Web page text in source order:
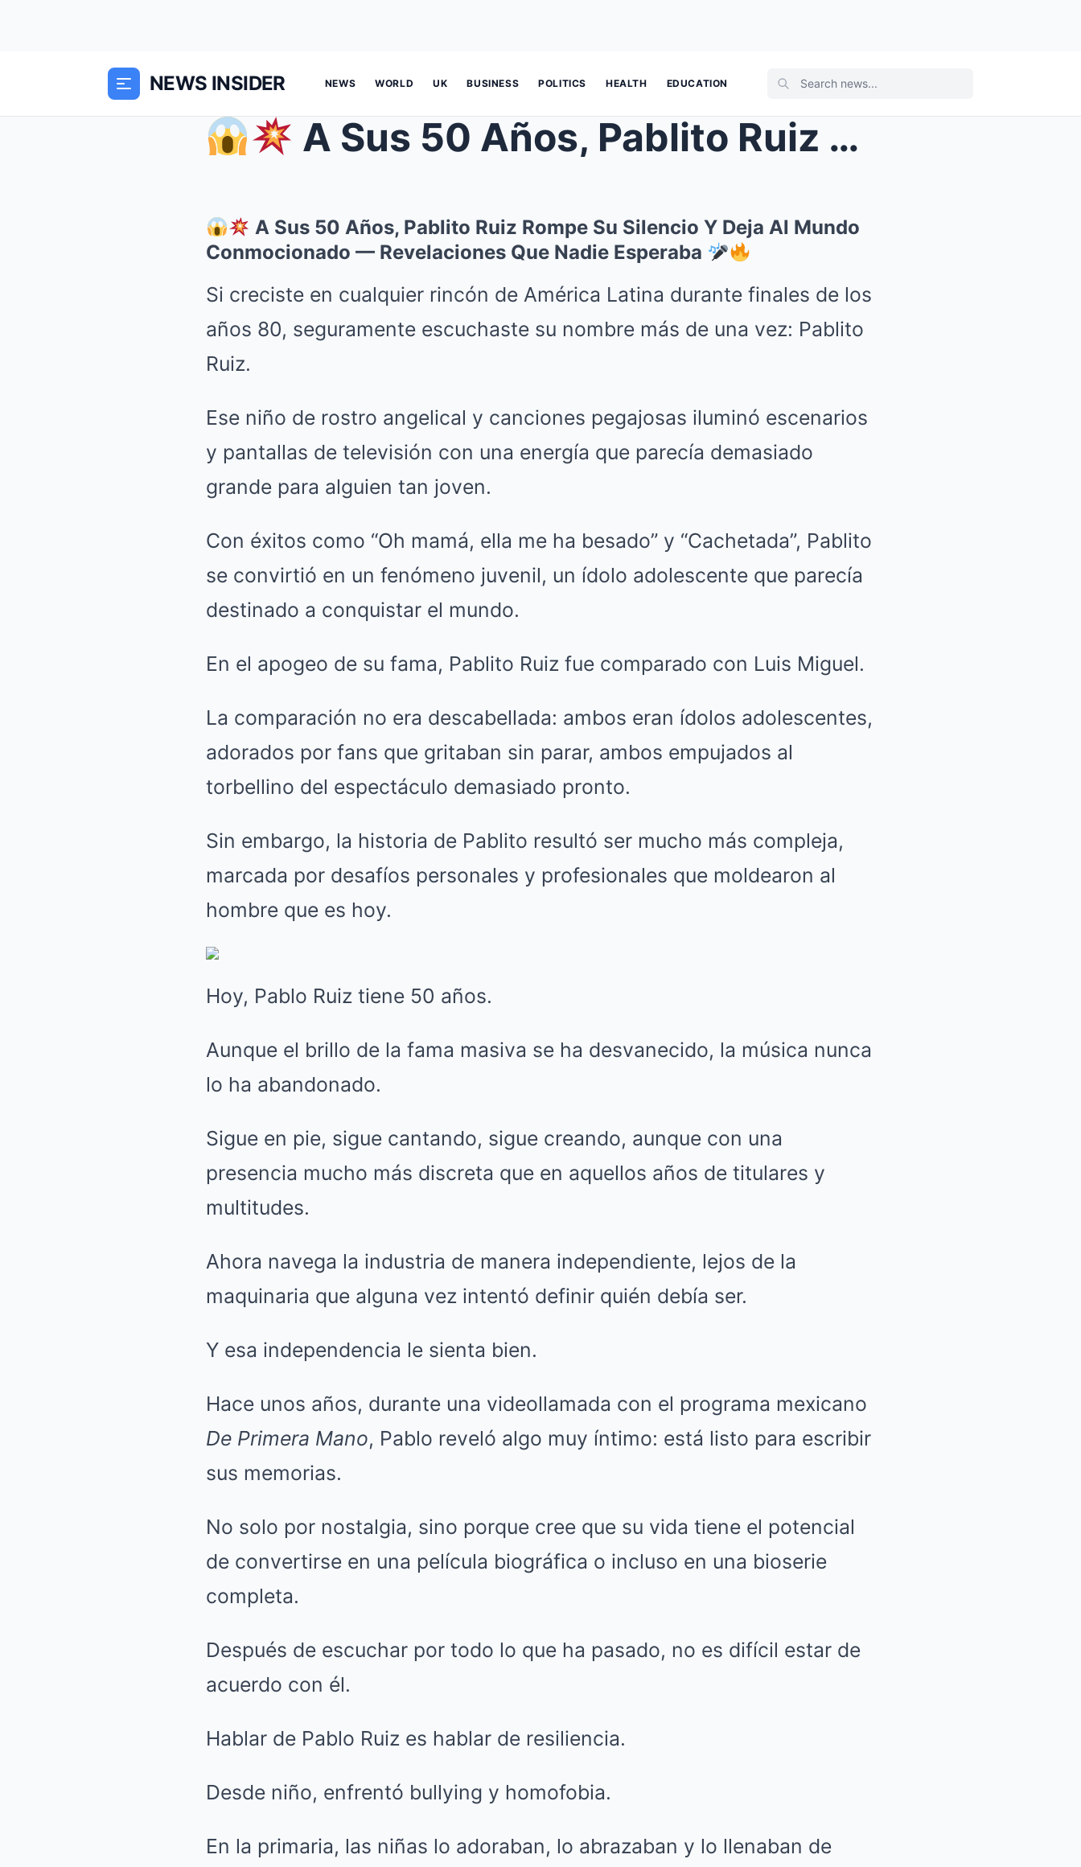
NEWS INSIDER NEWS WORLD UK BUSINESS POLITICS HEALTH EDUCATION
A Sus 50 Años, Pablito Ruiz Rompe Su Silencio Y...
A Sus 50 Años, Pablito Ruiz Rompe Su Silencio Y Deja Al Mundo
Conmocionado — Revelaciones Que Nadie Esperaba
Si creciste en cualquier rincón de América Latina durante finales de los
años 80, seguramente escuchaste su nombre más de una vez: Pablito
Ruiz.
Ese niño de rostro angelical y canciones pegajosas iluminó escenarios
y pantallas de televisión con una energía que parecía demasiado
grande para alguien tan joven.
Con éxitos como “Oh mamá, ella me ha besado” y “Cachetada”, Pablito
se convirtió en un fenómeno juvenil, un ídolo adolescente que parecía
destinado a conquistar el mundo.
En el apogeo de su fama, Pablito Ruiz fue comparado con Luis Miguel.
La comparación no era descabellada: ambos eran ídolos adolescentes,
adorados por fans que gritaban sin parar, ambos empujados al
torbellino del espectáculo demasiado pronto.
Sin embargo, la historia de Pablito resultó ser mucho más compleja,
marcada por desafíos personales y profesionales que moldearon al
hombre que es hoy.
Hoy, Pablo Ruiz tiene 50 años.
Aunque el brillo de la fama masiva se ha desvanecido, la música nunca
lo ha abandonado.
Sigue en pie, sigue cantando, sigue creando, aunque con una
presencia mucho más discreta que en aquellos años de titulares y
multitudes.
Ahora navega la industria de manera independiente, lejos de la
maquinaria que alguna vez intentó definir quién debía ser.
Y esa independencia le sienta bien.
Hace unos años, durante una videollamada con el programa mexicano
De Primera Mano, Pablo reveló algo muy íntimo: está listo para escribir
sus memorias.
No solo por nostalgia, sino porque cree que su vida tiene el potencial
de convertirse en una película biográfica o incluso en una bioserie
completa.
Después de escuchar por todo lo que ha pasado, no es difícil estar de
acuerdo con él.
Hablar de Pablo Ruiz es hablar de resiliencia.
Desde niño, enfrentó bullying y homofobia.
En la primaria, las niñas lo adoraban, lo abrazaban y lo llenaban de